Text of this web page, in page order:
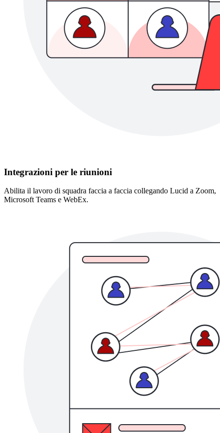
Integrazioni per le riunioni
Abilita il lavoro di squadra faccia a faccia collegando Lucid a Zoom,
Microsoft Teams e WebEx.